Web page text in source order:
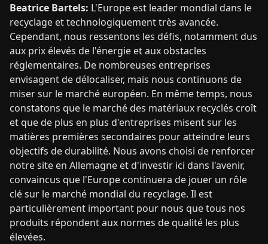
Beatrice Bartels: L'Europe est leader mondial dans le
recyclage et technologiquement très avancée.
Cependant, nous ressentons les défis, notamment dus
aux prix élevés de l'énergie et aux obstacles
réglementaires. De nombreuses entreprises
envisagent de délocaliser, mais nous continuons de
miser sur le marché européen. En même temps, nous
constatons que le marché des matériaux recyclés croît
et que de plus en plus d'entreprises misent sur les
matières premières secondaires pour atteindre leurs
objectifs de durabilité. Nous avons choisi de renforcer
notre site en Allemagne et d'investir ici dans l'avenir,
convaincus que l'Europe continuera de jouer un rôle
clé sur le marché mondial du recyclage. Il est
particulièrement important pour nous que tous nos
produits répondent aux normes de qualité les plus
élevées.